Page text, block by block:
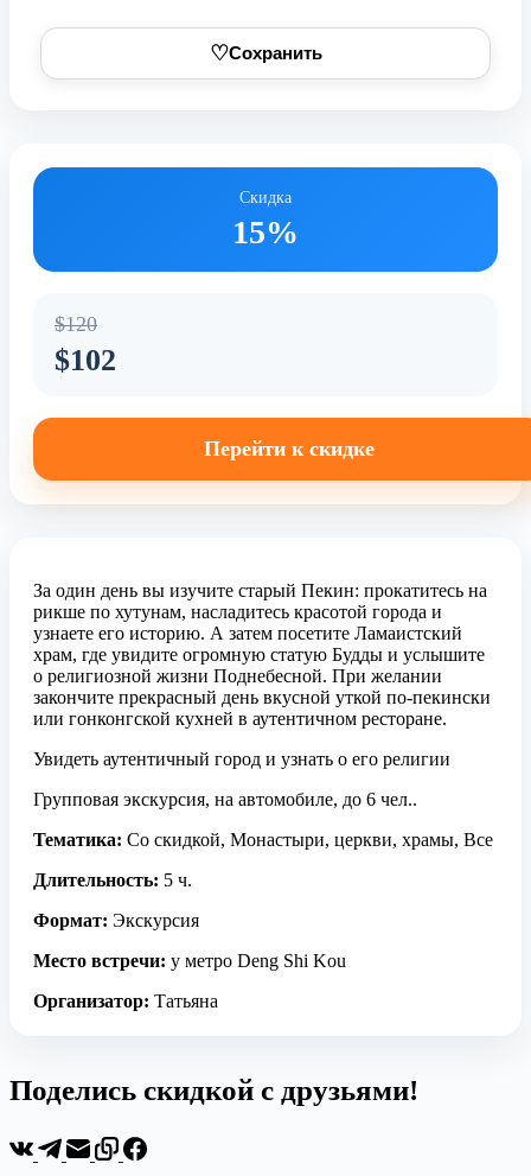
♡Сохранить
Скидка
15%
$120
$102
Перейти к скидке
За один день вы изучите старый Пекин: прокатитесь на
рикше по хутунам, насладитесь красотой города и
узнаете его историю. А затем посетите Ламаистский
храм, где увидите огромную статую Будды и услышите
о религиозной жизни Поднебесной. При желании
закончите прекрасный день вкусной уткой по-пекински
или гонконгской кухней в аутентичном ресторане.
Увидеть аутентичный город и узнать о его религии
Групповая экскурсия, на автомобиле, до 6 чел..
Тематика: Со скидкой, Монастыри, церкви, храмы, Все
Длительность: 5 ч.
Формат: Экскурсия
Место встречи: у метро Deng Shi Kou
Организатор: Татьяна
Поделись скидкой с друзьями!